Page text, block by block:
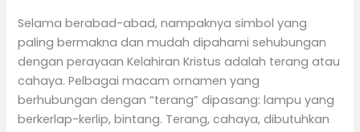
Selama berabad-abad, nampaknya simbol yang
paling bermakna dan mudah dipahami sehubungan
dengan perayaan Kelahiran Kristus adalah terang atau
cahaya. Pelbagai macam ornamen yang
berhubungan dengan “terang” dipasang: lampu yang
berkerlap-kerlip, bintang. Terang, cahaya, dibutuhkan